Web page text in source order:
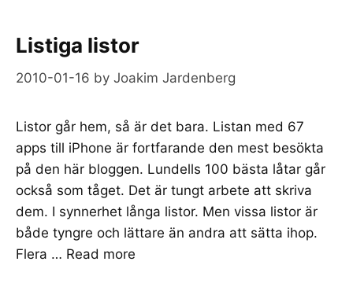
Listiga listor
2010-01-16 by Joakim Jardenberg
Listor går hem, så är det bara. Listan med 67
apps till iPhone är fortfarande den mest besökta
på den här bloggen. Lundells 100 bästa låtar går
också som tåget. Det är tungt arbete att skriva
dem. I synnerhet långa listor. Men vissa listor är
både tyngre och lättare än andra att sätta ihop.
Flera … Read more